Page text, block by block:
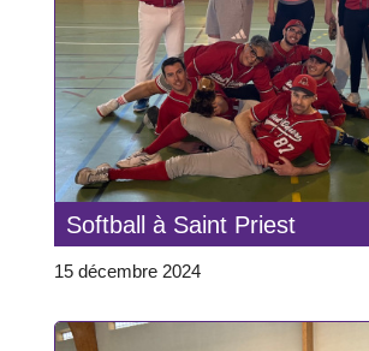
Softball à Saint Priest
15 décembre 2024